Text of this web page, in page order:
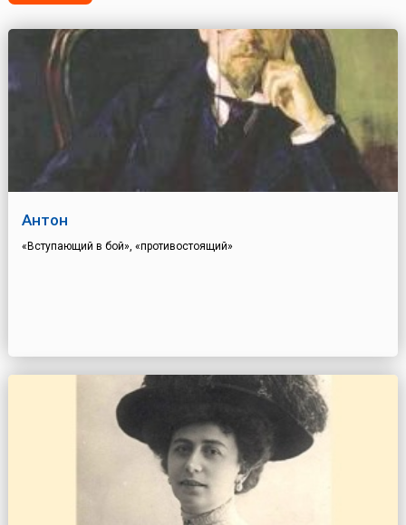
Антон
«Вступающий в бой», «противостоящий»